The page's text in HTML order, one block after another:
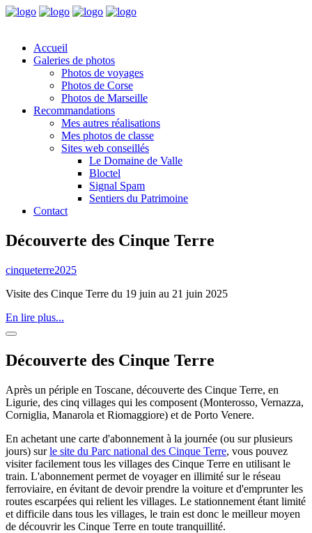
Accueil
Galeries de photos
Photos de voyages
Photos de Corse
Photos de Marseille
Recommandations
Mes autres réalisations
Mes photos de classe
Sites web conseillés
Le Domaine de Valle
Bloctel
Signal Spam
Sentiers du Patrimoine
Contact
Découverte des Cinque Terre
cinqueterre2025
Visite des Cinque Terre du 19 juin au 21 juin 2025
En lire plus...
Découverte des Cinque Terre
Après un périple en Toscane, découverte des Cinque Terre, en
Ligurie, des cinq villages qui les composent (Monterosso, Vernazza,
Corniglia, Manarola et Riomaggiore) et de Porto Venere.
En achetant une carte d'abonnement à la journée (ou sur plusieurs
jours) surle site du Parc national des Cinque Terre, vous pouvez
visiter facilement tous les villages des Cinque Terre en utilisant le
train. L'abonnement permet de voyager en illimité sur le réseau
ferroviaire, en évitant de devoir prendre la voiture et d'emprunter les
routes escarpées qui relient les villages. Le stationnement étant limité
et difficile dans tous les villages, le train est donc le meilleur moyen
de découvrir les Cinque Terre en toute tranquillité.